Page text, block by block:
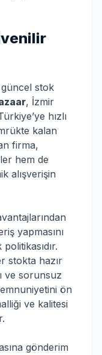
stok
, İzmir
hızlı
kalan
firma,
hem de
alışverişin
yapmasını
stokta hazır
ve sorunsuz
ön
ve kalitesi
gönderim